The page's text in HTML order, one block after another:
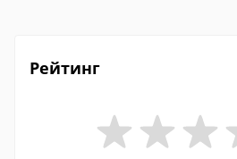
Рейтинг